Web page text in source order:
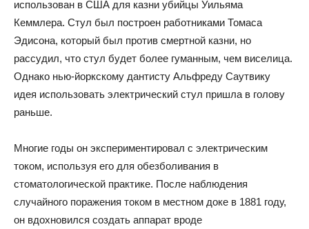
использован в США для казни убийцы Уильяма
Кеммлера. Стул был построен работниками Томаса
Эдисона, который был против смертной казни, но
рассудил, что стул будет более гуманным, чем виселица.
Однако нью-йоркскому дантисту Альфреду Саутвику
идея использовать электрический стул пришла в голову
раньше.
Многие годы он экспериментировал с электрическим
током, используя его для обезболивания в
стоматологической практике. После наблюдения
случайного поражения током в местном доке в 1881 году,
он вдохновился создать аппарат вроде